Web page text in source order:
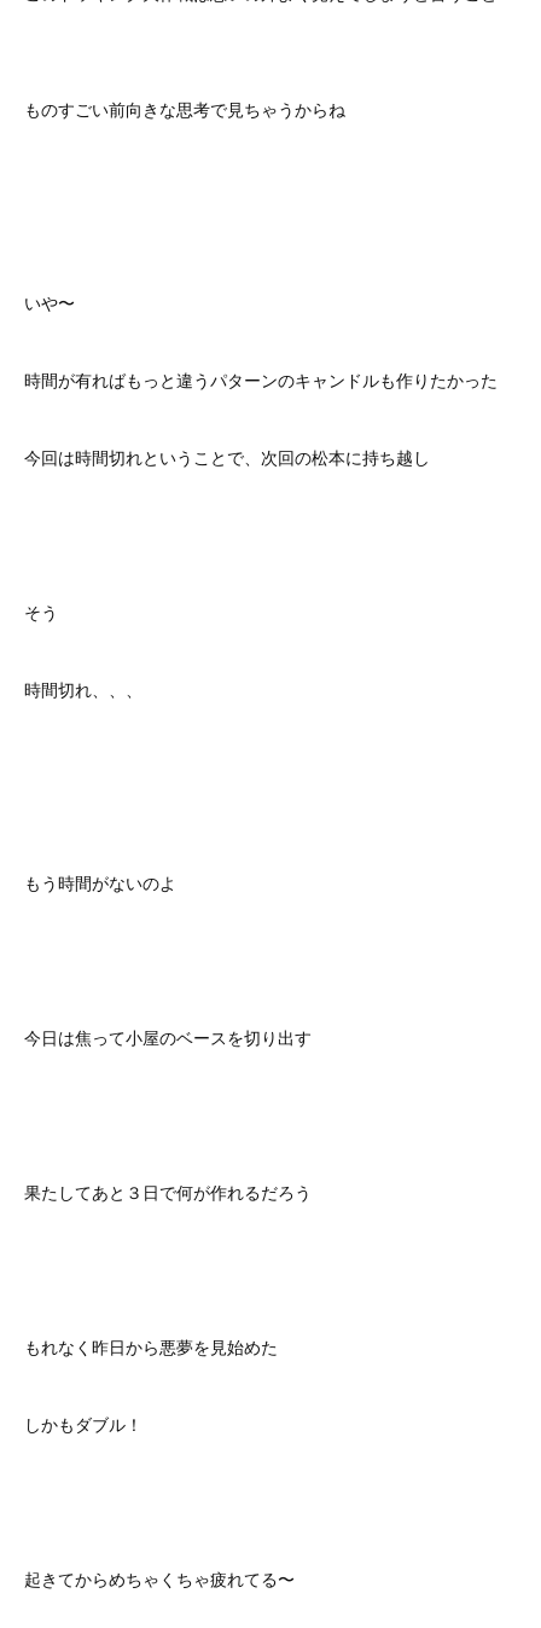
ものすごい前向きな思考で見ちゃうからね
いや〜
時間が有ればもっと違うパターンのキャンドルも作りたかった
今回は時間切れということで、次回の松本に持ち越し
そう
時間切れ、、、
もう時間がないのよ
今日は焦って小屋のベースを切り出す
果たしてあと３日で何が作れるだろう
もれなく昨日から悪夢を見始めた
しかもダブル！
起きてからめちゃくちゃ疲れてる〜